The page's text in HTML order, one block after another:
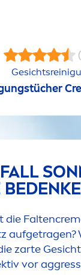
die Falten
aufgetragen?
zarte
vor